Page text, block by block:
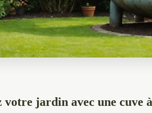
votre jardin avec une cuve